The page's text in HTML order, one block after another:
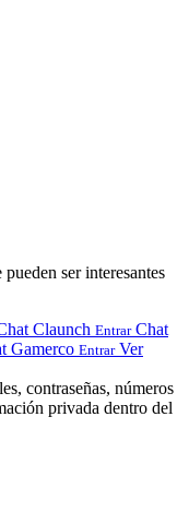
ser interesantes
Claunch Entrar Chat
Gamerco Entrar Ver
contraseñas, números
privada dentro del